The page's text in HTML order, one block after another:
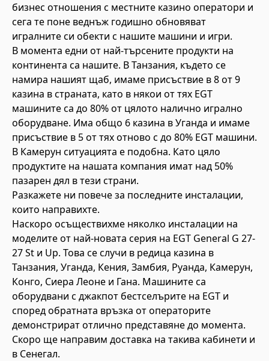
бизнес отношения с местните казино оператори и
сега те поне веднъж годишно обновяват
игралните си обекти с нашите машини и игри.
В момента едни от най-търсените продукти на
континента са нашите. В Танзания, където се
намира нашият щаб, имаме присъствие в 8 от 9
казина в страната, като в някои от тях EGT
машините са до 80% от цялото налично игрално
оборудване. Има общо 6 казина в Уганда и имаме
присъствие в 5 от тях отново с до 80% EGT машини.
В Камерун ситуацията е подобна. Като цяло
продуктите на нашата компания имат над 50%
пазарен дял в тези страни.
Разкажете ни повече за последните инсталации,
които направихте.
Наскоро осъществихме няколко инсталации на
моделите от най-новата серия на EGT General G 27-
27 St и Up. Това се случи в редица казина в
Танзания, Уганда, Кения, Замбия, Руанда, Камерун,
Конго, Сиера Леоне и Гана. Машините са
оборудвани с джакпот бестселърите на EGT и
според обратната връзка от операторите
демонстрират отлично представяне до момента.
Скоро ще направим доставка на такива кабинети и
в Сенегал.